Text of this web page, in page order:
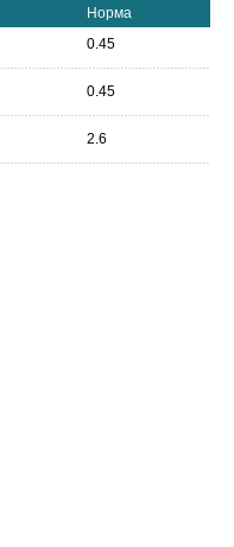
Норма
0.45
0.45
2.6